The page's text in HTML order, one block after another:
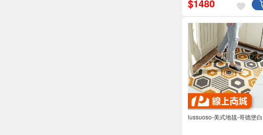
$1480
lussuoso-美式地毯-哥德堡白